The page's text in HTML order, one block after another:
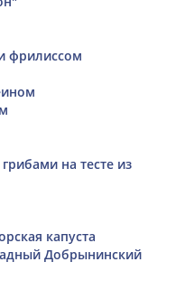
фрилиссом
на тесте из
капуста
Добрынинский